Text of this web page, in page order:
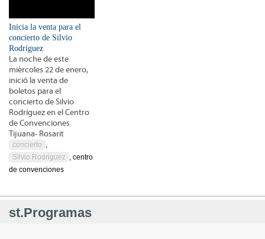
Inicia la venta para el
concierto de Silvio
Rodríguez
La noche de este
miércoles 22 de enero,
inició la venta de
boletos para el
concierto de Silvio
Rodríguez en el Centro
de Convenciones
Tijuana- Rosarit
concierto ,
Silvio Rodriguez , centro
de convenciones
st.Programas